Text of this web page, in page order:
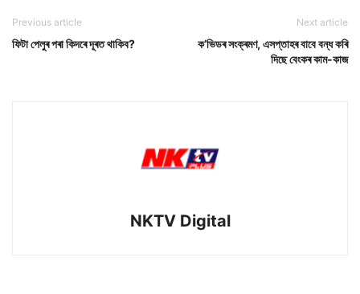
Previous article
ফিটা পেলুৰ পৰা কিদৰে দূৰত থাকিব?
Next article
ক’ভিডৰ সংক্ৰমণ, এসপ্তাহৰ বাবে বন্ধ কৰি
দিছে বেংকৰ কাম-কাজ
NKTV Digital